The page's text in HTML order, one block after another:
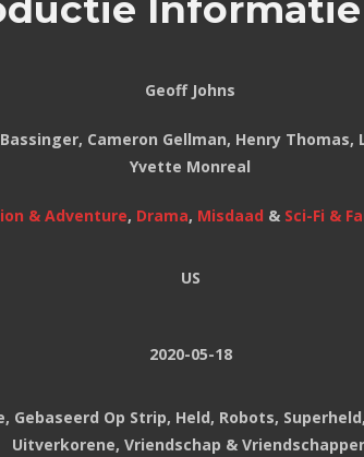
Informatie
Geoff Johns
Cameron Gellman, Henry Thomas,
Yvette Monreal
& Adventure, Drama, Misdaad & Sci-Fi &
US
2020-05-18
Gebaseerd Op Strip, Held, Robots,
Uitverkorene, Vriendschap &